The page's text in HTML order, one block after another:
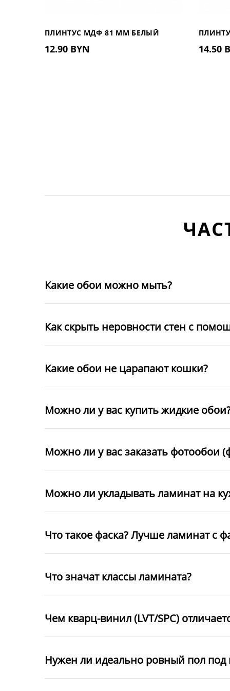
ПЛИНТУС МДФ 81 ММ БЕЛЫЙ
81.402
12.90 BYN 14.50
Какие обои можно мыть?
Как скрыть неровности стен с
Какие обои не царапают кошки?
Можно ли у вас купить жидкие
Можно ли у вас заказать фотообои
Можно ли укладывать ламинат на
Что такое фаска? Лучше ламинат с
Что значат классы ламината?
Чем кварц-винил (LVT/SPC)
Нужен ли идеально ровный пол под